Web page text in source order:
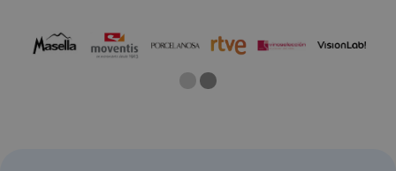
OneTwo
Current Slide